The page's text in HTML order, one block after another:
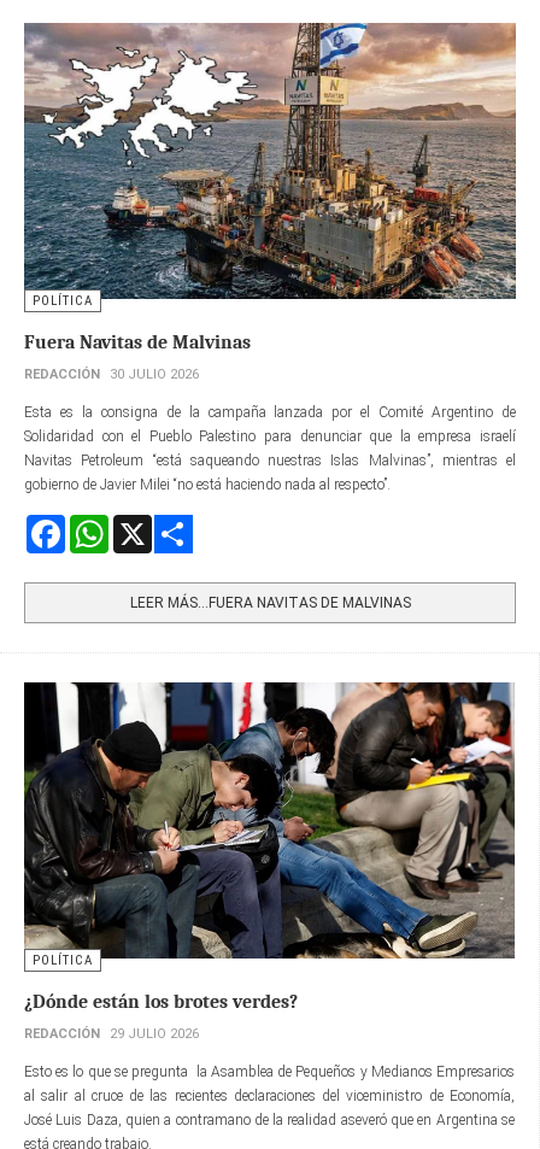
POLÍTICA
Fuera Navitas de Malvinas
REDACCIÓN 30 JULIO 2026
Esta es la consigna de la campaña lanzada por el Comité Argentino de
Solidaridad con el Pueblo Palestino para denunciar que la empresa israelí
Navitas Petroleum “está saqueando nuestras Islas Malvinas”, mientras el
gobierno de Javier Milei “no está haciendo nada al respecto”.
FacebookWhatsApp
LEER MÁS…FUERA NAVITAS DE MALVINAS
POLÍTICA
¿Dónde están los brotes verdes?
REDACCIÓN 29 JULIO 2026
Esto es lo que se pregunta la Asamblea de Pequeños y Medianos Empresarios
al salir al cruce de las recientes declaraciones del viceministro de Economía,
José Luis Daza, quien a contramano de la realidad aseveró que en Argentina se
está creando trabajo.